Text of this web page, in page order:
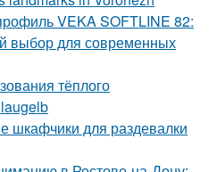
VEKA SOFTLINE 82:
выбор для современных
тёплого
шкафчики для раздевалки